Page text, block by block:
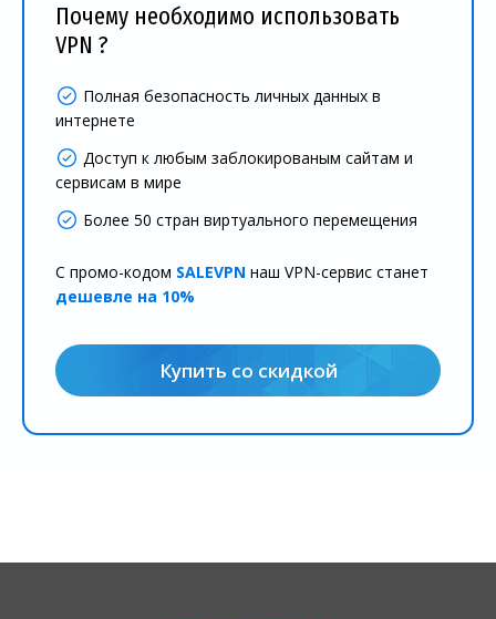
Почему необходимо использовать
VPN ?
Полная безопасность личных данных в
интернете
Доступ к любым заблокированым сайтам и
сервисам в мире
Более 50 стран виртуального перемещения
С промо-кодом SALEVPN наш VPN-сервис станет
дешевле на 10%
Купить со скидкой